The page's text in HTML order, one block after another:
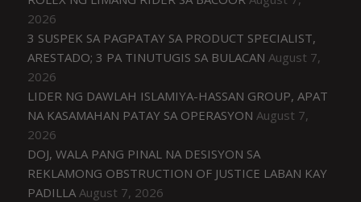
2026
3 SUSPEK SA PAGPATAY SA PRODUCT SPECIALIST,
ARESTADO; 3 PA TINUTUGIS SA BULACAN August 7,
2026
LIDER NG DAWLAH ISLAMIYA-HASSAN GROUP, APAT
NA KASAMAHAN PATAY SA OPERASYON August 7,
2026
DOJ, WALA PANG PINAL NA DESISYON SA
REKLAMONG OBSTRUCTION OF JUSTICE LABAN KAY
PADILLA August 7, 2026